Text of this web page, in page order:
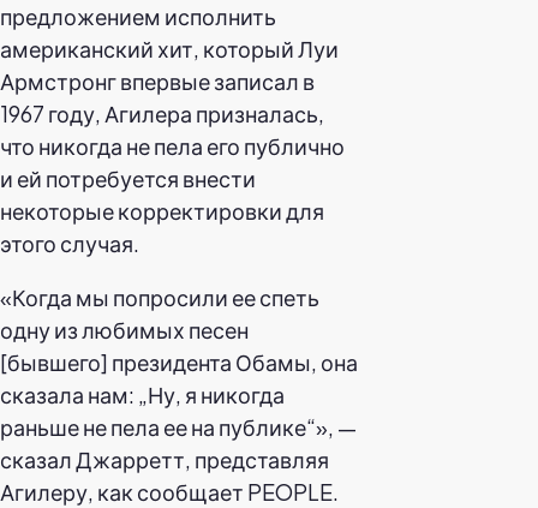
предложением исполнить
американский хит, который Луи
Армстронг впервые записал в
1967 году, Агилера призналась,
что никогда не пела его публично
и ей потребуется внести
некоторые корректировки для
этого случая.
«Когда мы попросили ее спеть
одну из любимых песен
[бывшего] президента Обамы, она
сказала нам: „Ну, я никогда
раньше не пела ее на публике“», —
сказал Джарретт, представляя
Агилеру, как сообщает PEOPLE.